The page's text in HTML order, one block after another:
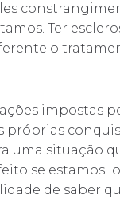
Ter
o
impostas
uma situação
se estamos
de saber